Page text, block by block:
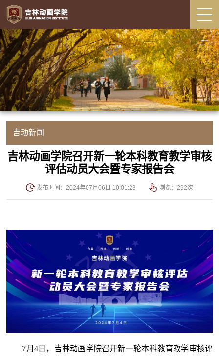
吉动新闻
吉林动画学院召开新一轮本科教育教学审核
评估动员大会暨专家报告会
发布时间：2024年07月06日 10:01:23 浏览： 292次
7月4日，吉林动画学院召开新一轮本科教育教学审核评